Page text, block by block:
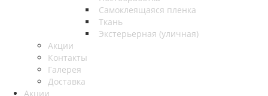
Самоклеящаяся пленка
Ткань
Экстерьерная (уличная)
Акции
Контакты
Галерея
Доставка
Акции